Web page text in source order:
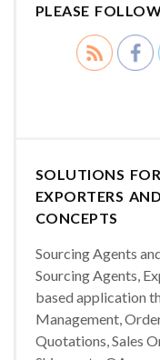
PLEASE
SOLUTIONS
EXPORTERS
CONCEPTS
Sourcing Agents
Sourcing Agents,
based application
Management,
Quotations, Sales